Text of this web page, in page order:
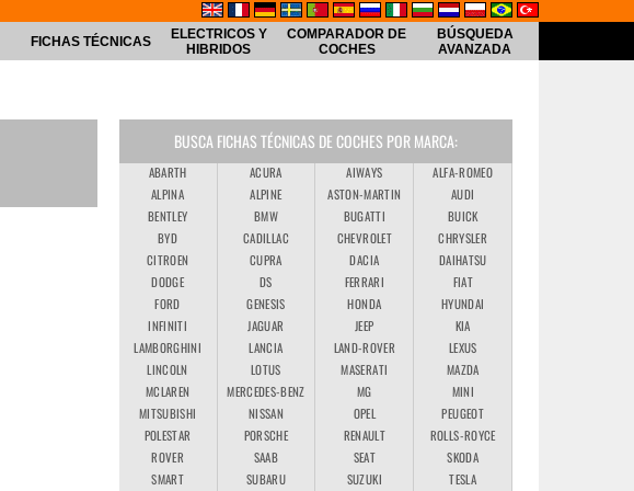
FICHAS TÉCNICAS
ELECTRICOS Y
HIBRIDOS
COMPARADOR DE
COCHES
BÚSQUEDA
AVANZADA
BUSCA FICHAS TÉCNICAS DE COCHES POR MARCA:
ABARTH ACURA AIWAYS
ALFA-ROMEO
ALPINA
ALPINE ASTON-MARTIN
AUDI
BENTLEY
BMW BUGATTI
BUICK
BYD
CADILLAC CHEVROLET
CHRYSLER
CITROEN
CUPRA DACIA
DAIHATSU
DODGE
DS FERRARI
FIAT
FORD
GENESIS HONDA
HYUNDAI
INFINITI
JAGUAR JEEP
KIA
LAMBORGHINI
LANCIA LAND-ROVER
LEXUS
LINCOLN
LOTUS MASERATI
MAZDA
MCLAREN
MERCEDES-BENZ MG
MINI
MITSUBISHI
NISSAN OPEL
PEUGEOT
POLESTAR
PORSCHE RENAULT
ROLLS-ROYCE
ROVER
SAAB SEAT
SKODA
SMART
SUBARU SUZUKI
TESLA